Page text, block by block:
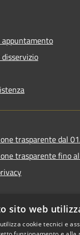
trasparente dal
trasparente fino
di accessibilità
sito web
cookie tecnici e